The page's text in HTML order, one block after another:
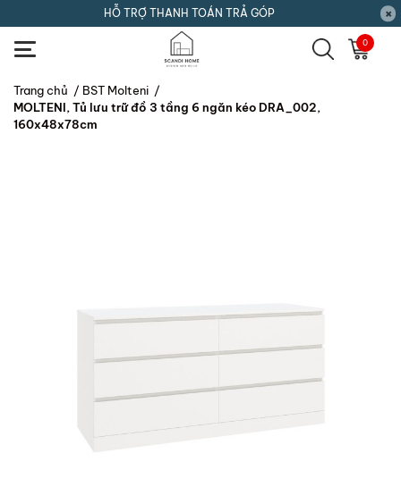
HỖ TRỢ THANH TOÁN TRẢ GÓP
0
Trang chủ / BST Molteni /
MOLTENI, Tủ lưu trữ đồ 3 tầng 6 ngăn kéo DRA_002,
160x48x78cm